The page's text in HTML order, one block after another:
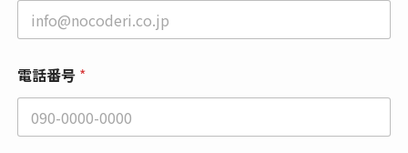
意
事
お
電話番号 *